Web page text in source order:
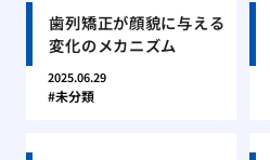
歯列矯正が顔貌に与える
変化のメカニズム
2025.06.29
未分類